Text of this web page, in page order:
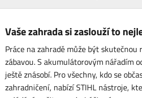
Vaše zahrada si zaslouží to
Práce na zahradě může být skutečnou
zábavou. S akumulátorovým nářadím
ještě znásobí. Pro všechny, kdo se
zahradničení, nabízí STIHL nástroje,